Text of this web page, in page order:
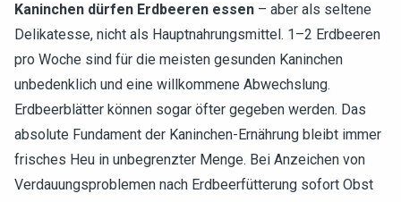
Kaninchen dürfen Erdbeeren essen – aber als seltene
Delikatesse, nicht als Hauptnahrungsmittel. 1–2 Erdbeeren
pro Woche sind für die meisten gesunden Kaninchen
unbedenklich und eine willkommene Abwechslung.
Erdbeerblätter können sogar öfter gegeben werden. Das
absolute Fundament der Kaninchen-Ernährung bleibt immer
frisches Heu in unbegrenzter Menge. Bei Anzeichen von
Verdauungsproblemen nach Erdbeerfütterung sofort Obst